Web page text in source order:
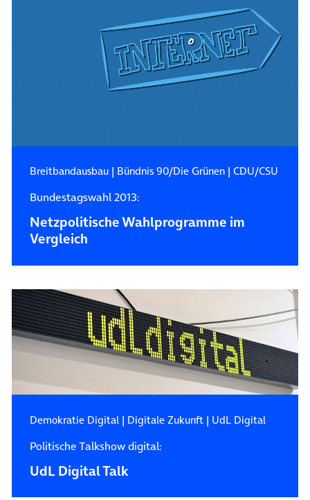
Breitbandausbau| Bündnis 90/Die Grünen| CDU/CSU
Bundestagswahl 2013:
Netzpolitische Wahlprogramme im
Vergleich
Demokratie Digital| Digitale Zukunft| UdL Digital
Politische Talkshow digital:
UdL Digital Talk